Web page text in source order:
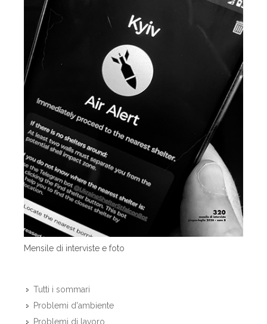
Mensile di interviste e foto
Tutti i sommari
Problemi d'ambiente
Problemi di lavoro